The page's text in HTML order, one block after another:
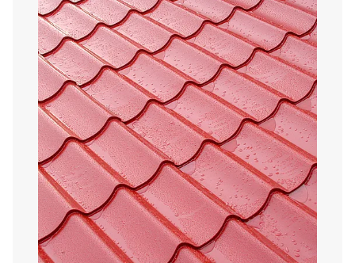
kaina ir kita naudinga
informacija.